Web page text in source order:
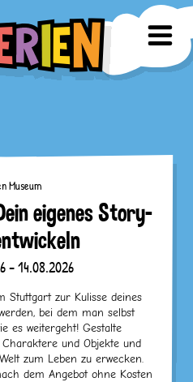
Museum
eigenes Story-
- 14.08.2026
Stuttgart zur Kulisse deines
bei dem man selbst
es weitergeht! Gestalte
und Objekte und
zum Leben zu erwecken.
dem Angebot ohne Kosten